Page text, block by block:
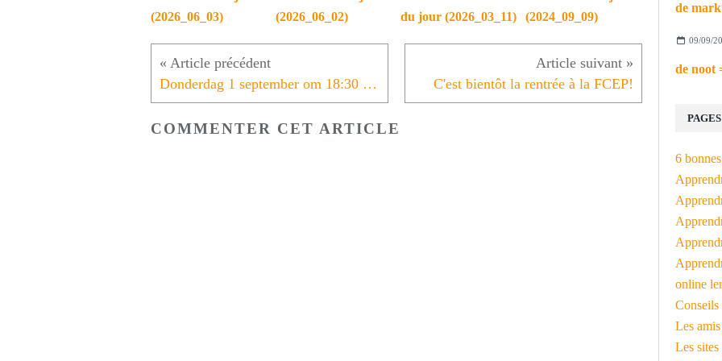
(2026_06_03)
(2026_06_02)
du jour (2026_03_11)
(2024_09_09)
Donderdag 1 september om 18:30 uur: babbelcafé in L'Empire C'est bientôt la rentrée à la FCEP!
COMMENTER CET ARTICLE
09/09/
PAGES
6
online
Conseils
Les
Les